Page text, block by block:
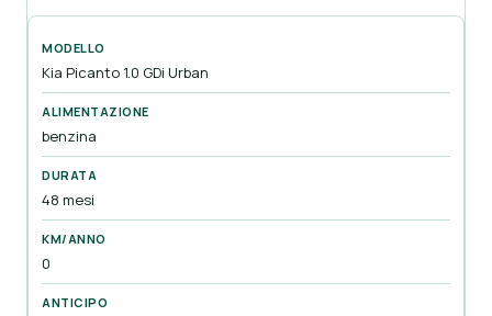
Kia Picanto 1.0 GDi Urban
benzina
48 mesi
0